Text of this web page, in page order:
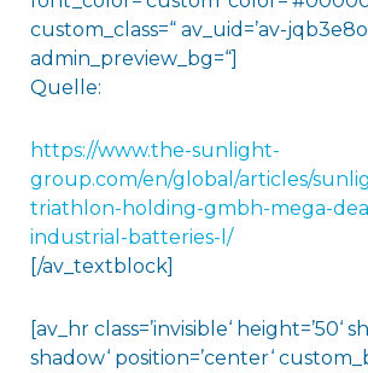
custom_class=“ av_uid=’av-
admin_preview_bg=“]
Quelle:
https://www.the-sunlight-
group.com/en/global/articles/
triathlon-holding-gmbh-mega-
industrial-batteries-l/
[/av_textblock]
[av_hr class=’invisible‘ height=’50‘
shadow‘ position=’center‘